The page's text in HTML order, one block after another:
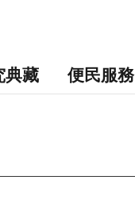
典藏 便民服務